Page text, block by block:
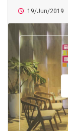
: 19/Jun/2019